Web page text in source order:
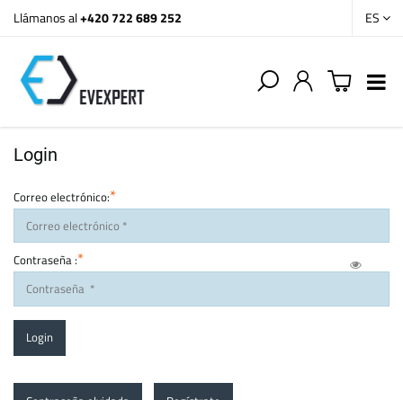
Llámanos al+420 722 689 252 ES
Login
Correo electrónico:*
Contraseña :*
Login